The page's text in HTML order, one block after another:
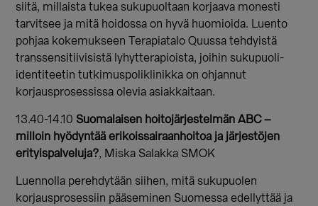
siitä, millaista tukea sukupuoltaan korjaava monesti
tarvitsee ja mitä hoidossa on hyvä huomioida. Luento
pohjaa kokemukseen Terapiatalo Quussa tehdyistä
transsensitiivisistä lyhytterapioista, joihin sukupuoli-
identiteetin tutkimuspoliklinikka on ohjannut
korjausprosessissa olevia asiakkaitaan.
13.40-14.10 Suomalaisen hoitojärjestelmän ABC –
milloin hyödyntää erikoissairaanhoitoa ja järjestöjen
erityispalveluja?, Miska Salakka SMOK
Luennolla perehdytään siihen, mitä sukupuolen
korjausprosessiin pääseminen Suomessa edellyttää ja